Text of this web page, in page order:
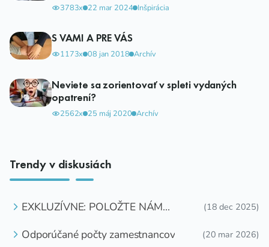
3783x 22 mar 2024 Inšpirácia
S VAMI A PRE VÁS
1173x 08 jan 2018 Archív
Neviete sa zorientovať v spleti vydaných
opatrení?
2562x 25 máj 2020 Archív
Trendy v diskusiách
EXKLUZÍVNE: POLOŽTE NÁM
(18 dec 2025)
Odporúčané počty zamestnancov (20 mar 2026)